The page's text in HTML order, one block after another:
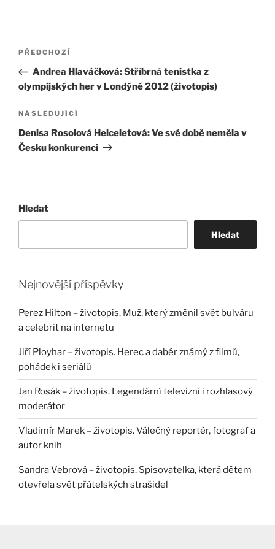
Navigace
příspěvek
Předchozí
příspěvek
PŘEDCHOZÍ
Andrea Hlaváčková: Stříbrná tenistka z
olympijských her v Londýně 2012 (životopis)
Následující
příspěvek
NÁSLEDUJÍCÍ
Denisa Rosolová Helceletová: Ve své době neměla v
Česku konkurenci
Hledat
Hledat
Nejnovější příspěvky
Perez Hilton – životopis. Muž, který změnil svět bulváru
a celebrit na internetu
Jiří Ployhar – životopis. Herec a dabér známý z filmů,
pohádek i seriálů
Jan Rosák – životopis. Legendární televizní i rozhlasový
moderátor
Vladimír Marek – životopis. Válečný reportér, fotograf a
autor knih
Sandra Vebrová – životopis. Spisovatelka, která dětem
otevřela svět přátelských strašidel